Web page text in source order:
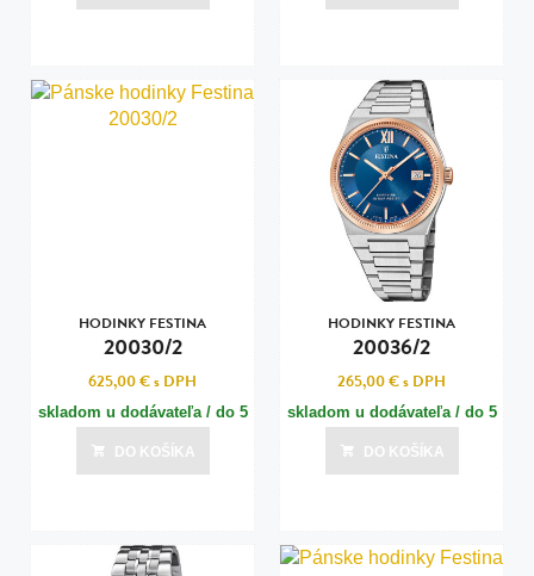
Posledná aktualizácia dnes o 09:01 Posledná aktualizácia dnes o 09:01
HODINKY FESTINA
20030/2
625,00 €s DPH
skladom u dodávateľa / do 5
dní
Posledná aktualizácia dnes o 09:01
DO KOŠÍKA
HODINKY FESTINA
20036/2
265,00 €s DPH
skladom u dodávateľa / do 5
dní
Posledná aktualizácia dnes o 09:01
DO KOŠÍKA